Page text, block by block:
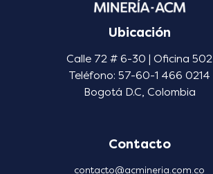
Ubicación
Calle 72 # 6-30 | Oficina 502
Teléfono: 57-60-1 466 0214
Bogotá D.C, Colombia
Contacto
contacto@acmineria.com.co